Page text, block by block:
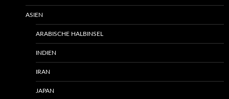
ASIEN
ARABISCHE HALBINSEL
INDIEN
IRAN
JAPAN